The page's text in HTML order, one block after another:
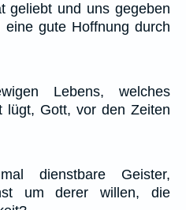
geliebt und uns gegeben
gute Hoffnung durch
Lebens, welches
lügt, Gott, vor den Zeiten
dienstbare Geister,
um derer willen, die